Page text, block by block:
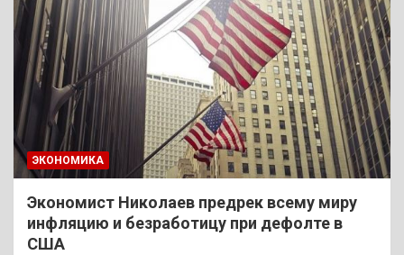
ЭКОНОМИКА
Экономист Николаев предрек всему миру
инфляцию и безработицу при дефолте в
США